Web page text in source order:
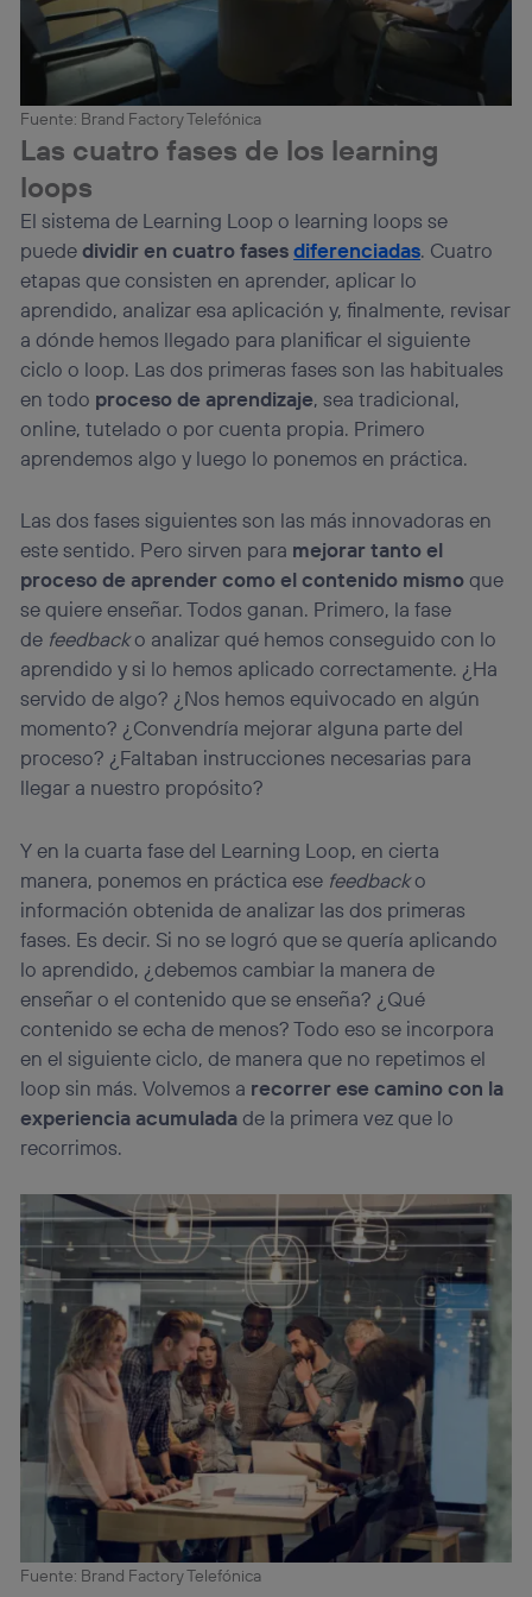
Fuente: Brand Factory Telefónica
Las cuatro fases de los learning
loops
El sistema de Learning Loop o learning loops se
puededividir en cuatro fasesdiferenciadas. Cuatro
etapas que consisten en aprender, aplicar lo
aprendido, analizar esa aplicación y, finalmente, revisar
a dónde hemos llegado para planificar el siguiente
ciclo o loop. Las dos primeras fases son las habituales
en todo proceso de aprendizaje, sea tradicional,
online, tutelado o por cuenta propia. Primero
aprendemos algo y luego lo ponemos en práctica.
Las dos fases siguientes son las más innovadoras en
este sentido. Pero sirven para mejorar tanto el
proceso de aprender como el contenido mismoque
se quiere enseñar. Todos ganan. Primero, la fase
de feedbacko analizar qué hemos conseguido con lo
aprendido y si lo hemos aplicado correctamente. ¿Ha
servido de algo? ¿Nos hemos equivocado en algún
momento? ¿Convendría mejorar alguna parte del
proceso? ¿Faltaban instrucciones necesarias para
llegar a nuestro propósito?
Y en la cuarta fase del Learning Loop, en cierta
manera, ponemos en práctica ese feedbacko
información obtenida de analizar las dos primeras
fases. Es decir. Si no se logró que se quería aplicando
lo aprendido, ¿debemos cambiar la manera de
enseñar o el contenido que se enseña? ¿Qué
contenido se echa de menos? Todo eso se incorpora
en el siguiente ciclo, de manera que no repetimos el
loop sin más. Volvemos a recorrer ese camino con la
experiencia acumuladade la primera vez que lo
recorrimos.
Fuente: Brand Factory Telefónica
(“consenthub”). Para más información, consulta
la política de privacidad de Utiq